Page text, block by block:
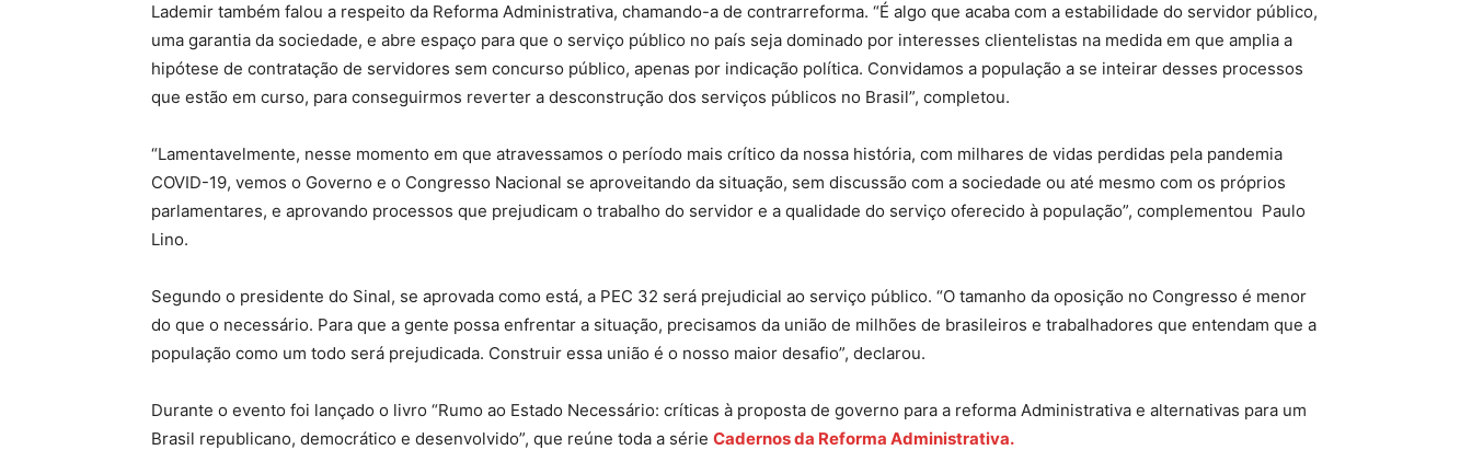
Lademir também falou a respeito da Reforma Administrativa, chamando-a de contrarreforma. “É algo que acaba com a estabilidade do servidor público,
uma garantia da sociedade, e abre espaço para que o serviço público no país seja dominado por interesses clientelistas na medida em que amplia a
hipótese de contratação de servidores sem concurso público, apenas por indicação política. Convidamos a população a se inteirar desses processos
que estão em curso, para conseguirmos reverter a desconstrução dos serviços públicos no Brasil”, completou.
“Lamentavelmente, nesse momento em que atravessamos o período mais crítico da nossa história, com milhares de vidas perdidas pela pandemia
COVID-19, vemos o Governo e o Congresso Nacional se aproveitando da situação, sem discussão com a sociedade ou até mesmo com os próprios
parlamentares, e aprovando processos que prejudicam o trabalho do servidor e a qualidade do serviço oferecido à população”, complementou Paulo
Lino.
Segundo o presidente do Sinal, se aprovada como está, a PEC 32 será prejudicial ao serviço público. “O tamanho da oposição no Congresso é menor
do que o necessário. Para que a gente possa enfrentar a situação, precisamos da união de milhões de brasileiros e trabalhadores que entendam que a
população como um todo será prejudicada. Construir essa união é o nosso maior desafio”, declarou.
Durante o evento foi lançado o livro “Rumo ao Estado Necessário: críticas à proposta de governo para a reforma Administrativa e alternativas para um
Brasil republicano, democrático e desenvolvido”, que reúne toda a série Cadernos da Reforma Administrativa.